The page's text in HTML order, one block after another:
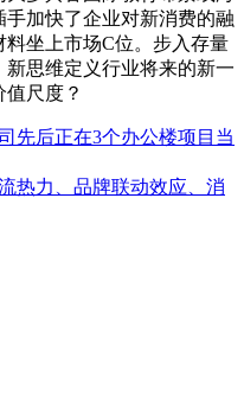
加快了企业对新消费的融
坐上市场C位。步入存量
思维定义行业将来的新一
尺度？
先后正在3个办公楼项目当
热力、品牌联动效应、消